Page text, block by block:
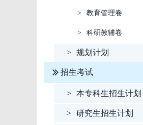
> 教育管理卷
> 科研教辅卷
> 规划计划
招生考试
> 本专科生招生计划
> 研究生招生计划